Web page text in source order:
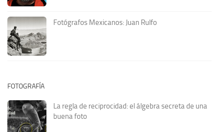
Fotógrafos Mexicanos: Juan Rulfo
FOTOGRAFÍA
La regla de reciprocidad: el álgebra secreta de una
buena foto